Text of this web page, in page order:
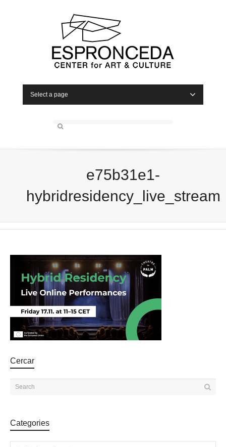
Select a page
e75b31e1-
hybridresidency_live_stream
Cercar
Categories